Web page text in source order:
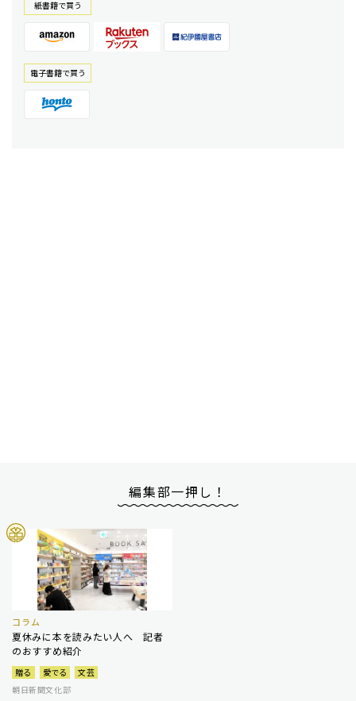
紙書籍で買う
電⼦書籍で買う
編集部一押し！
コラム
夏休みに本を読みたい人へ 記者
のおすすめ紹介
贈る 愛でる
文芸
朝日新聞文化部